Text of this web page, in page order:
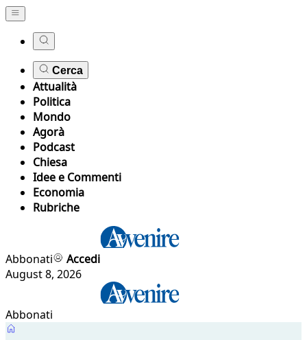
Cerca
Attualità
Politica
Mondo
Agorà
Podcast
Chiesa
Idee e Commenti
Economia
Rubriche
Abbonati
Accedi
August 8, 2026
Abbonati